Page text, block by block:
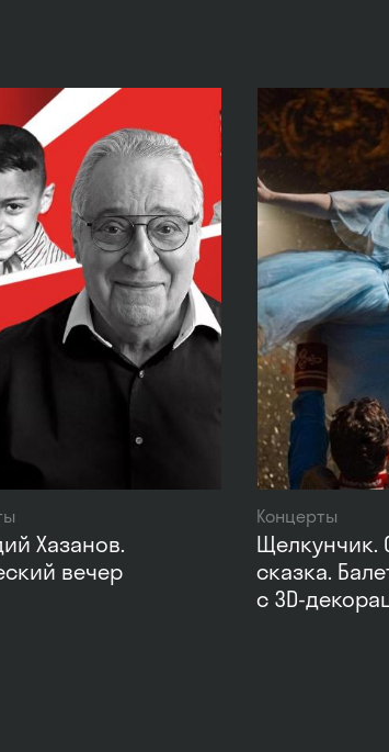
Хазанов.
вечер
Концерты
Щелкунчик.
сказка.
с 3D-